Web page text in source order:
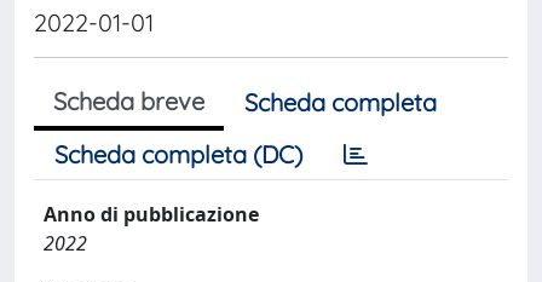
2022-01-01
Scheda breve
Scheda completa
Scheda completa (DC)
Anno di pubblicazione
2022